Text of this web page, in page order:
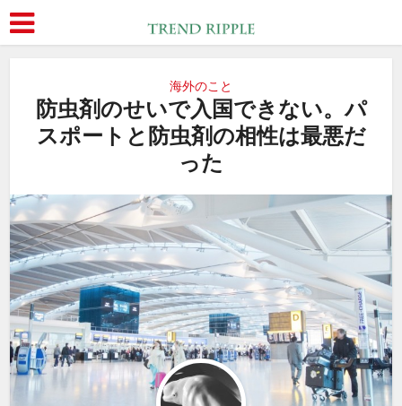
海外のこと
防虫剤のせいで入国できない。パ
スポートと防虫剤の相性は最悪だ
った